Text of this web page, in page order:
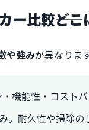
比較――ど
や強みが異なりま
・機能性・コスト
。耐久性や掃除の